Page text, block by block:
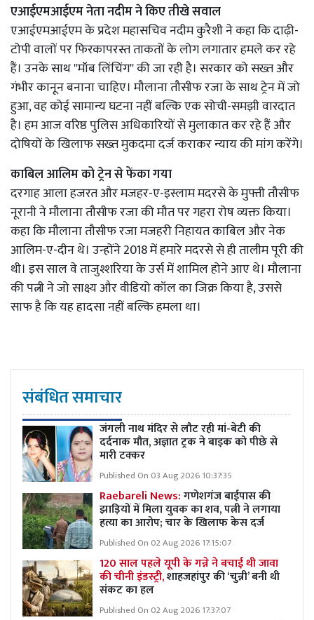
एआईएमआईएम नेता नदीम ने किए तीखे सवाल
एआईएमआईएम के प्रदेश महासचिव नदीम कुरैशी ने कहा कि दाढ़ी-
टोपी वालों पर फिरकापरस्त ताकतों के लोग लगातार हमले कर रहे
हैं। उनके साथ ''मॉब लिंचिंग'' की जा रही है। सरकार को सख्त और
गंभीर कानून बनाना चाहिए। मौलाना तौसीफ रजा के साथ ट्रेन में जो
हुआ, वह कोई सामान्य घटना नहीं बल्कि एक सोची-समझी वारदात
है। हम आज वरिष्ठ पुलिस अधिकारियों से मुलाकात कर रहे हैं और
दोषियों के खिलाफ सख्त मुकदमा दर्ज कराकर न्याय की मांग करेंगे।
काबिल आलिम को ट्रेन से फेंका गया
दरगाह आला हजरत और मजहर-ए-इस्लाम मदरसे के मुफ्ती तौसीफ
नूरानी ने मौलाना तौसीफ रजा की मौत पर गहरा रोष व्यक्त किया।
कहा कि मौलाना तौसीफ रजा मजहरी निहायत काबिल और नेक
आलिम-ए-दीन थे। उन्होंने 2018 में हमारे मदरसे से ही तालीम पूरी की
थी। इस साल वे ताजुश्शरिया के उर्स में शामिल होने आए थे। मौलाना
की पत्नी ने जो साक्ष्य और वीडियो कॉल का जिक्र किया है, उससे
साफ है कि यह हादसा नहीं बल्कि हमला था।
संबंधित समाचार
जंगली नाथ मंदिर से लौट रही मां-बेटी की
दर्दनाक मौत, अज्ञात ट्रक ने बाइक को पीछे से
मारी टक्कर
Published On 03 Aug 2026 10:37:35
Raebareli News:गणेशगंज बाईपास की
झाड़ियों में मिला युवक का शव, पत्नी ने लगाया
हत्या का आरोप; चार के खिलाफ केस दर्ज
Published On 02 Aug 2026 17:15:07
120 साल पहले यूपी के गन्ने ने बचाई थी जावा
की चीनी इंडस्ट्री,शाहजहांपुर की ‘चुन्नी’ बनी थी
संकट का हल
Published On 02 Aug 2026 17:37:07